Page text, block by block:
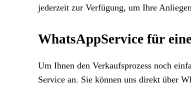
jederzeit zur Verfügung, um Ihre
WhatsAppService für
Um Ihnen den Verkaufsprozess noch
Service an. Sie können uns direkt über